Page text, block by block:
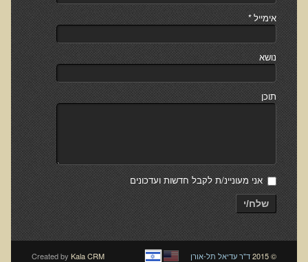
בריאות העור
נובדרמי לגוף
שיטת תל-אורן להסרת נגעי עור
מאמרים על נגעי עור
למה חשוב להוריד נגעי עור?
מהי שיטת תל-אורן?
שאלות ותשובות על הורדת נגעי עור
ההרצאה המלאה על נגעי עור
אימייל*
נושא
תוכן
אני מעוניינ/ת לקבל חדשות ועדכונים
שלח/י
© 2015 ד"ר עדיאל תל-אורן Created by Kala CRM